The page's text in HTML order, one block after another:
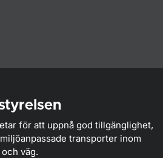
för att uppnå god tillgänglighet,
transporter inom
väg.